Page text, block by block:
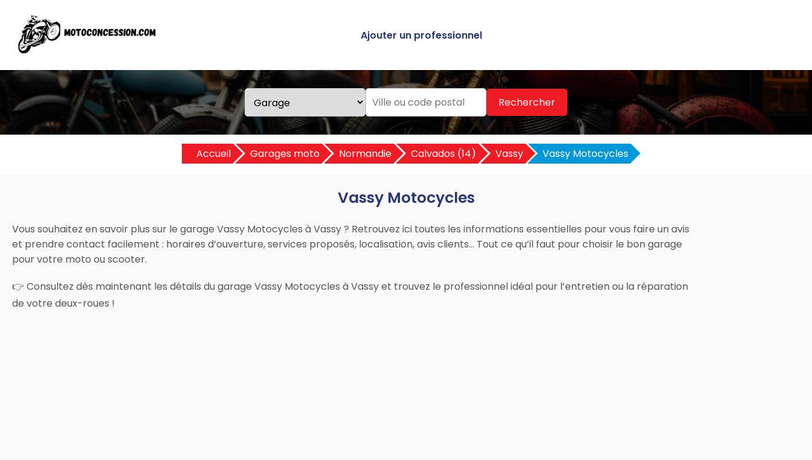
Ajouter un professionnel
Rechercher
Accueil Garages moto Normandie Calvados (14) Vassy Vassy Motocycles
Vassy Motocycles
Vous souhaitez en savoir plus sur le garage Vassy Motocycles à Vassy ? Retrouvez ici toutes les informations essentielles pour vous faire un avis
et prendre contact facilement : horaires d’ouverture, services proposés, localisation, avis clients… Tout ce qu’il faut pour choisir le bon garage
pour votre moto ou scooter.
👉 Consultez dès maintenant les détails du garage Vassy Motocycles à Vassy et trouvez le professionnel idéal pour l’entretien ou la réparation
de votre deux-roues !